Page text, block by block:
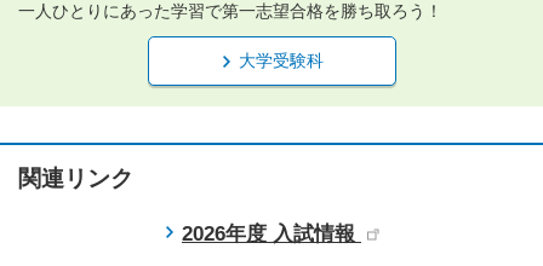
一人ひとりにあった学習で第一志望合格を勝ち取ろう！
大学受験科
関連リンク
2026年度 入試情報